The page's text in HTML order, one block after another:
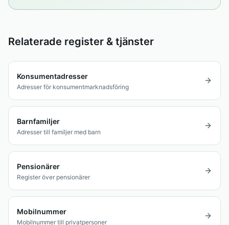
Relaterade register & tjänster
Konsumentadresser
Adresser för konsumentmarknadsföring
Barnfamiljer
Adresser till familjer med barn
Pensionärer
Register över pensionärer
Mobilnummer
Mobilnummer till privatpersoner